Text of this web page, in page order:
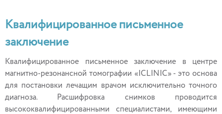
Квалифицированное письменное
заключение
Квалифицированное письменное заключение в центре
магнитно-резонансной томографии «ICLINIC» - это основа
для постановки лечащим врачом исключительно точного
диагноза. Расшифровка снимков проводится
высококвалифицированными специалистами, имеющими